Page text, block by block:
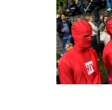
lai mūsu
tīmekļa vietni
padarītu
lietotājiem
draudzīgu un
pielāgotu to